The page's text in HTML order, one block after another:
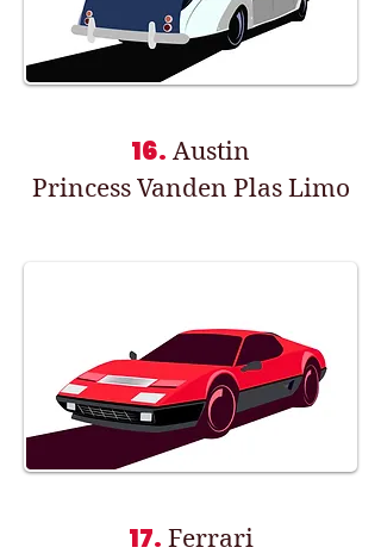
16. Austin
Princess Vanden Plas Limo
17. Ferrari